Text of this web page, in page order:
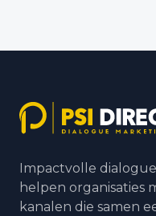
Impactvolle
helpen organisaties
kanalen die samen